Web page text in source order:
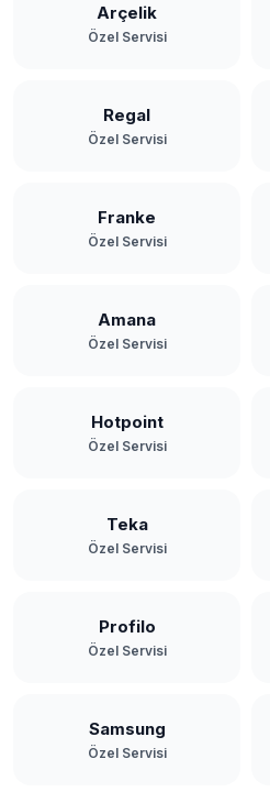
Arçelik
Özel Servisi
Regal
Özel Servisi
Franke
Özel Servisi
Amana
Özel Servisi
Hotpoint
Özel Servisi
Teka
Özel Servisi
Profilo
Özel Servisi
Samsung
Özel Servisi